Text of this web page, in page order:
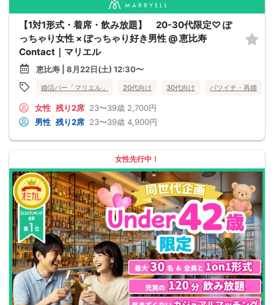
【1対1形式・着席・飲み放題】 20-30代限定♡ ぽ
っちゃり女性 × ぽっちゃり好き男性 @ 恵比寿
Contact｜マリエル
恵比寿 | 8月22日(土) 12:30〜
婚活バー「マリエル」 20代向け 30代向け バツイチ・再婚
女性 残り2席 23〜39歳 2,700円
男性 残り2席 23〜39歳 4,900円
女性先行中！